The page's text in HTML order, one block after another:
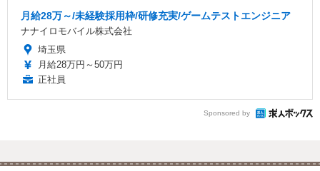
月給28万～/未経験採用枠/研修充実/ゲームテストエンジニア
ナナイロモバイル株式会社
埼玉県
月給28万円～50万円
正社員
Sponsored by